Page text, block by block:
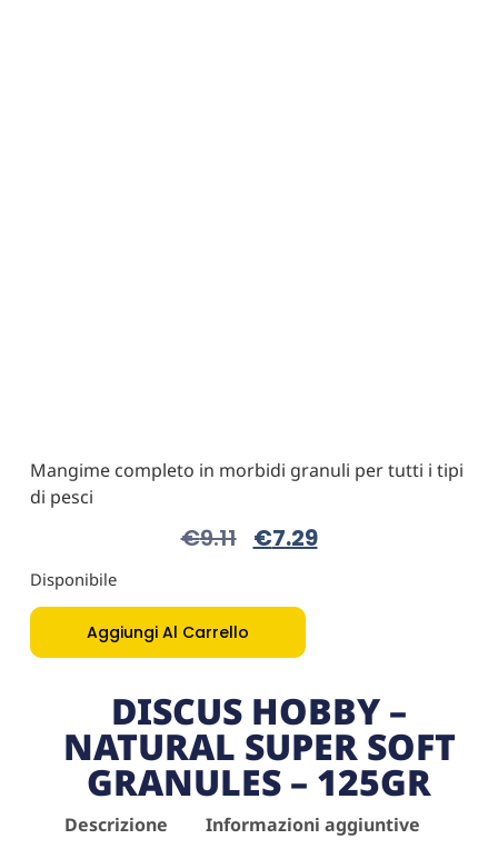
Mangime completo in morbidi granuli per tutti i tipi
di pesci
€9.11 €7.29
Disponibile
Aggiungi Al Carrello
DISCUS HOBBY –
NATURAL SUPER SOFT
GRANULES – 125GR
Descrizione
Informazioni aggiuntive